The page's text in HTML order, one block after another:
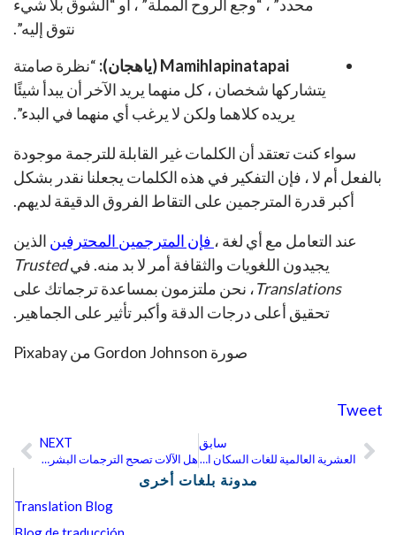
مدونة بلغات أخرى
Translation Blog
محدد” ، “وجع الروح المملة” ، أو “الشوق بلا شيء
نتوق إليه”.
Mamihlapinatapai (ياهجان):
“نظرة صامتة
يتشاركها شخصان ، كل منهما يريد الآخر أن يبدأ شيئًا
يريده كلاهما ولكن لا يرغب أي منهما في البدء”.
سواء كنت تعتقد أن الكلمات غير القابلة للترجمة موجودة
بالفعل أم لا ، فإن التفكير في هذه الكلمات يجعلنا نقدر بشكل
أكبر قدرة المترجمين على التقاط الفروق الدقيقة لديهم.
عند التعامل مع أي لغة ، فإن المترجمين المحترفين الذين
يجيدون اللغويات والثقافة أمر لا بد منه. فيTrusted
Translations، نحن ملتزمون بمساعدة ترجماتك على
تحقيق أعلى درجات الدقة وأكبر تأثير على الجماهير.
صورة Gordon Johnson من Pixabay
Tweet
Prev سابق
العشرية العالمية للغات السكان الأصليين
NEXT
هل الآلات تصحح الترجمات البشرية؟